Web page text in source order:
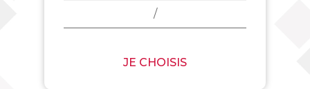
/
JE CHOISIS